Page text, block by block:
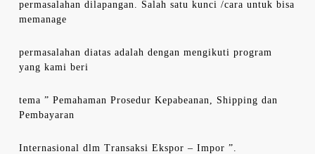
permasalahan dilapangan. Salah satu kunci /cara untuk bisa
memanage
permasalahan diatas adalah dengan mengikuti program
yang kami beri
tema ” Pemahaman Prosedur Kepabeanan, Shipping dan
Pembayaran
Internasional dlm Transaksi Ekspor – Impor ”.